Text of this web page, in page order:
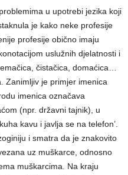
u upotrebi jezika koji
je kako neke profesije
profesije obično imaju
uslužnih djelatnosti i
čistačica, domaćica…
Zanimljiv je primjer imenica
imenica označava
(npr. državni tajnik), u
kavu i javlja se na telefon’.
i smatra da je znakovito
uz muškarce, odnosno
muškarcima. Na kraju